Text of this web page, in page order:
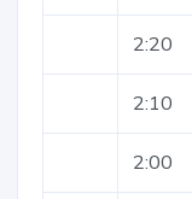
2:20
2:10
2:00